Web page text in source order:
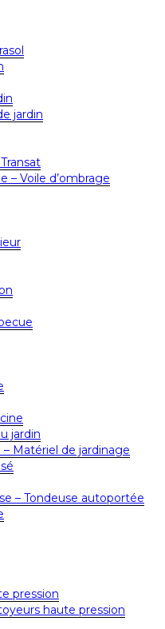
jardin
– Voile d’ombrage
jardin
Matériel de jardinage
– Tondeuse autoportée
pression
haute pression